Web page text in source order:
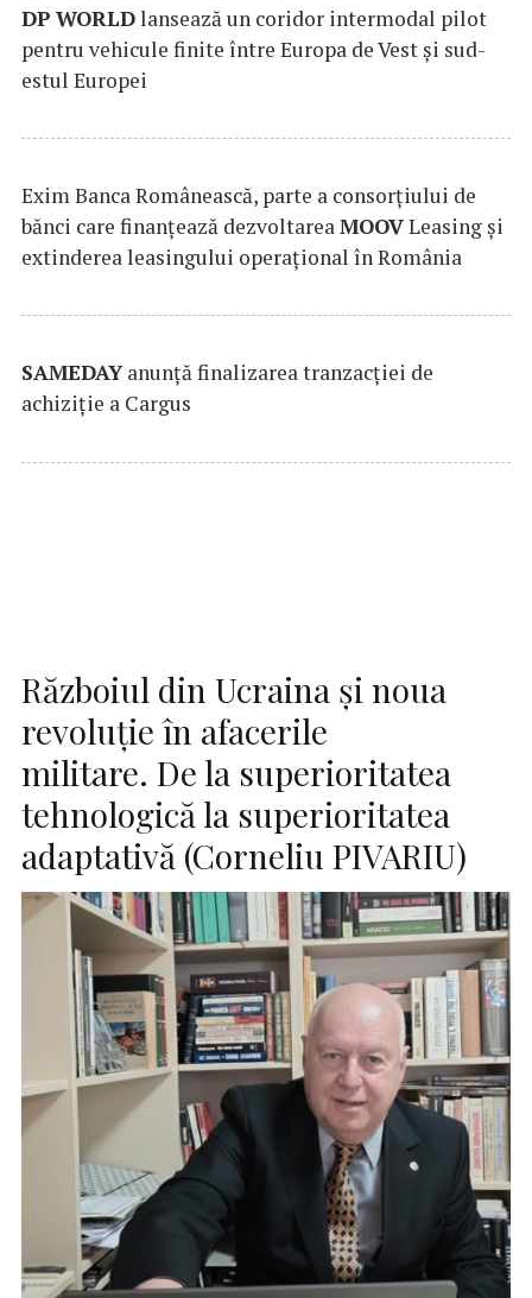
DP WORLDlansează un coridor intermodal pilot
pentru vehicule finite între Europa de Vest și sud-
estul Europei
Exim Banca Românească, parte a consorțiului de
bănci care finanțează dezvoltareaMOOVLeasing și
extinderea leasingului operațional în România
SAMEDAYanunță finalizarea tranzacției de
achiziție a Cargus
Războiul din Ucraina și noua
revoluție în afacerile
militare. De la superioritatea
tehnologică la superioritatea
adaptativă (Corneliu PIVARIU)